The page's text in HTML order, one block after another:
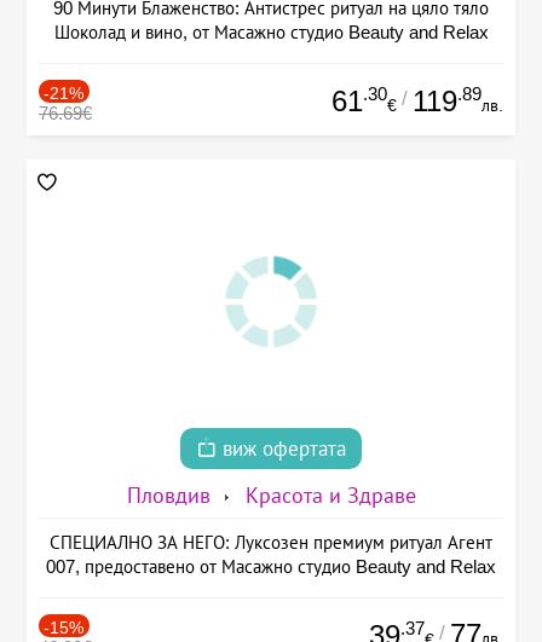
90 Минути Блаженство: Антистрес ритуал на цяло тяло
Шоколад и вино, от Масажно студио Beauty and Relax
-21%
76.69€ 61.30
€ / 119.89
лв.
виж офертата
Пловдив Красота и Здраве
СПЕЦИАЛНО ЗА НЕГО: Луксозен премиум ритуал Агент
007, предоставено от Масажно студио Beauty and Relax
-15% .37 / 77